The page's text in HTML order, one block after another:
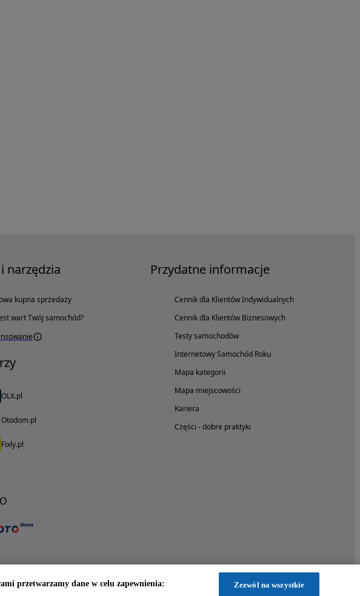
narzędzia
kupna sprzedaży
wart Twój samochód?
OLX.pl
Otodom.pl
Fixly.pl
Przydatne informacje
Cennik dla Klientów Indywidualnych
Cennik dla Klientów Biznesowych
Testy samochodów
Internetowy Samochód Roku
Mapa kategorii
Mapa miejscowości
Kariera
Części - dobre praktyki
przetwarzamy dane w celu zapewnienia: Zezwól na wszystkie